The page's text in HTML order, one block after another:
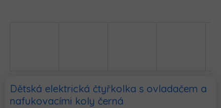
Dětská elektrická čtyřkolka s ovladačem a
nafukovacími koly černá